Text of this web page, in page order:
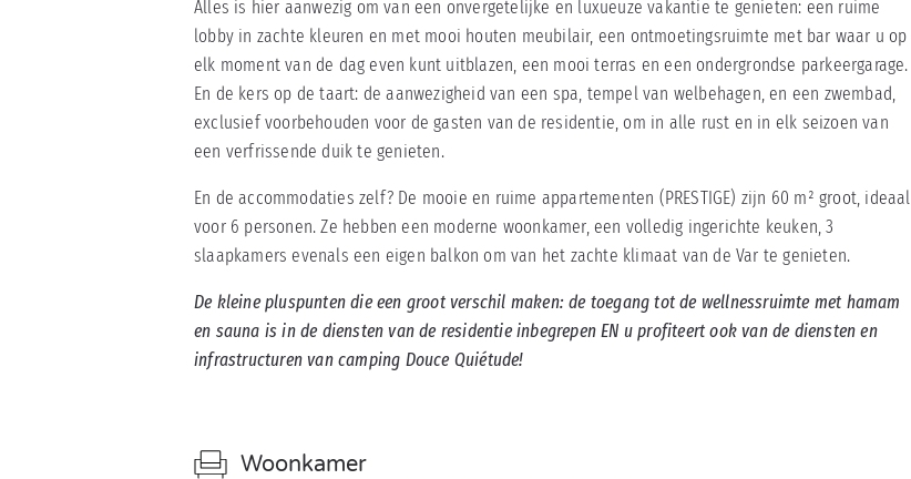
Alles is hier aanwezig om van een onvergetelijke en luxueuze vakantie te genieten: een ruime
lobby in zachte kleuren en met mooi houten meubilair, een ontmoetingsruimte met bar waar u op
elk moment van de dag even kunt uitblazen, een mooi terras en een ondergrondse parkeergarage.
En de kers op de taart: de aanwezigheid van een spa, tempel van welbehagen, en een zwembad,
exclusief voorbehouden voor de gasten van de residentie, om in alle rust en in elk seizoen van
een verfrissende duik te genieten.
En de accommodaties zelf? De mooie en ruime appartementen (PRESTIGE) zijn 60 m² groot, ideaal
voor 6 personen. Ze hebben een moderne woonkamer, een volledig ingerichte keuken, 3
slaapkamers evenals een eigen balkon om van het zachte klimaat van de Var te genieten.
De kleine pluspunten die een groot verschil maken: de toegang tot de wellnessruimte met hamam
en sauna is in de diensten van de residentie inbegrepen EN u profiteert ook van de diensten en
infrastructuren van camping Douce Quiétude!
Woonkamer